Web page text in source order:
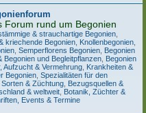
Forum rund um Begonien
& strauchartige Begonien
kriechende Begonien Knollenbegonien
Semperflorens Begonien Begonien
und Begleitpflanzen Begonien
Aufzucht & Vermehrung Krankheiten &
Begonien Spezialitäten für den
& Züchtung Bezugsquellen &
& weltweit Botanik, Züchter &
Events & Termine